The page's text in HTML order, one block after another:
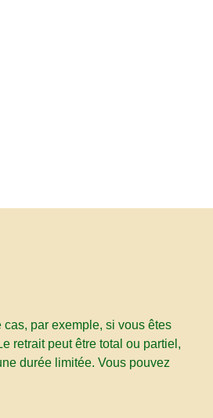
par exemple, si vous êtes
retrait peut être total ou partiel,
durée limitée. Vous pouvez